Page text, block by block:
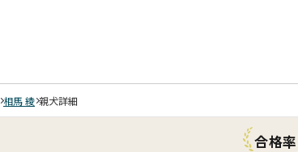
相馬 綾 親犬詳細
合格率